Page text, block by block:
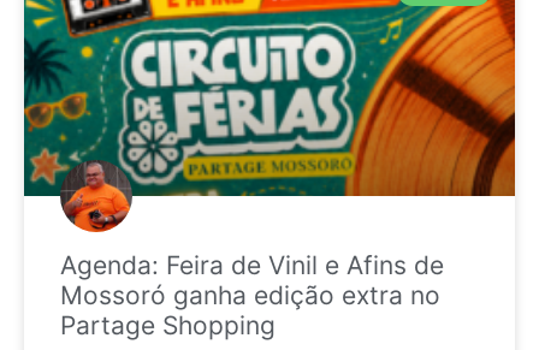
Agenda: Feira de Vinil e Afins de
Mossoró ganha edição extra no
Partage Shopping